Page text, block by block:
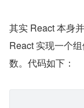
其实 React 本身
React 实现一个
数。代码如下：